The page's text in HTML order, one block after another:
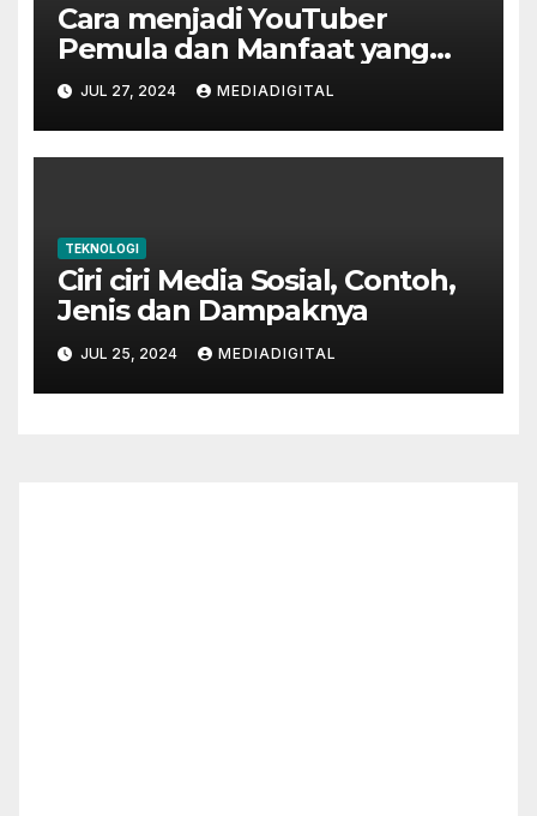
Cara menjadi YouTuber
Pemula dan Manfaat yang
Diperoleh
JUL 27, 2024 MEDIADIGITAL
TEKNOLOGI
Ciri ciri Media Sosial, Contoh,
Jenis dan Dampaknya
JUL 25, 2024 MEDIADIGITAL